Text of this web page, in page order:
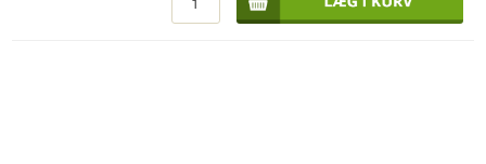
indtryk af røde sommerfrugter.
bourbonfade og aftappet ved 43%.